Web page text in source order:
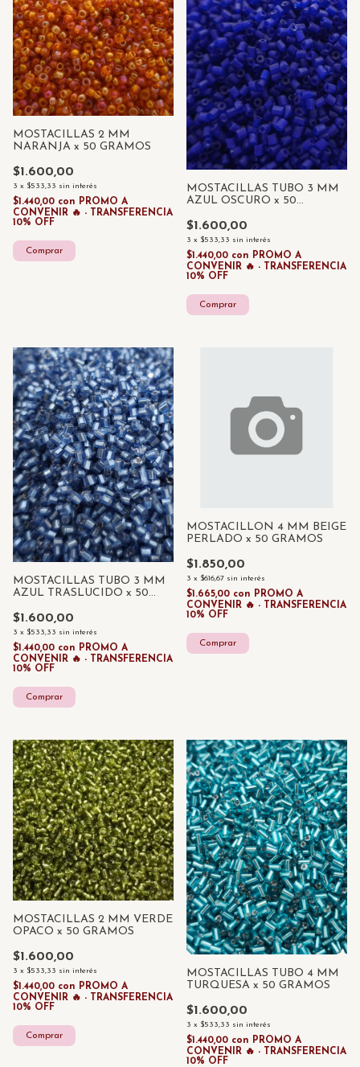
MOSTACILLAS 2 MM
NARANJA x 50 GRAMOS
$1.600,00
3 x $533,33 sin interés
$1.440,00 con PROMO A
CONVENIR 🔥 - TRANSFERENCIA
10% OFF
MOSTACILLAS TUBO 3 MM
AZUL OSCURO x 50
$1.600,00
3 x $533,33 sin interés
$1.440,00 con PROMO A
CONVENIR 🔥 - TRANSFERENCIA
10% OFF
MOSTACILLAS TUBO 3 MM
AZUL TRASLUCIDO x 50
$1.600,00
3 x $533,33 sin interés
$1.440,00 con PROMO A
CONVENIR 🔥 - TRANSFERENCIA
10% OFF
MOSTACILLON 4 MM BEIGE
PERLADO x 50 GRAMOS
$1.850,00
3 x $616,67 sin interés
$1.665,00 con PROMO A
CONVENIR 🔥 - TRANSFERENCIA
10% OFF
MOSTACILLAS 2 MM VERDE
OPACO x 50 GRAMOS
$1.600,00
3 x $533,33 sin interés
$1.440,00 con PROMO A
CONVENIR 🔥 - TRANSFERENCIA
10% OFF
MOSTACILLAS TUBO 4 MM
TURQUESA x 50 GRAMOS
$1.600,00
3 x $533,33 sin interés
$1.440,00 con PROMO A
CONVENIR 🔥 - TRANSFERENCIA
10% OFF